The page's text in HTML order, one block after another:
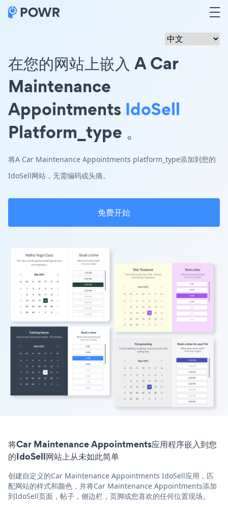
在您的网站上嵌入 A Car
Maintenance
Appointments IdoSell
Platform_type 。
将A Car Maintenance Appointments platform_type添加到您的
IdoSell网站，无需编码或头痛。
免费开始
将Car Maintenance Appointments应用程序嵌入到您
的IdoSell网站上从未如此简单
创建自定义的Car Maintenance Appointments IdoSell应用，匹
配网站的样式和颜色，并将Car Maintenance Appointments添加
到IdoSell页面，帖子，侧边栏，页脚或您喜欢的任何位置现场。